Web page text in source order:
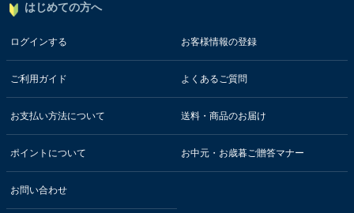
はじめての方へ
ログインする お客様情報の登録
ご利用ガイド よくあるご質問
お支払い方法について 送料・商品のお届け
ポイントについて お中元・お歳暮ご贈答マナー
お問い合わせ